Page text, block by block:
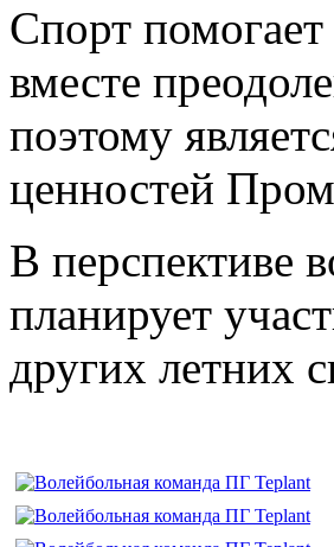
Спорт помогает
вместе
поэтому
ценностей
В перспективе
планирует
других летних